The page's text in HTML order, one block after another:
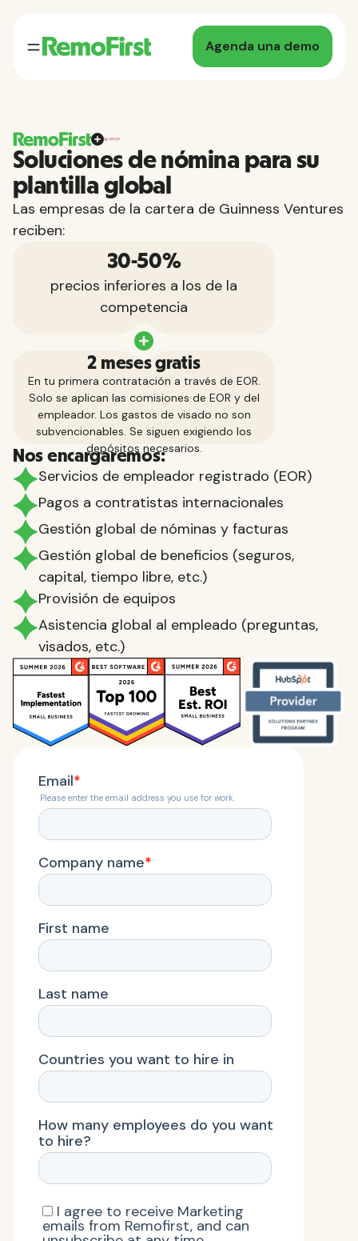
Agenda una demo
Soluciones de nómina para su
plantilla global
Las empresas de la cartera de Guinness Ventures
reciben:
30-50%
precios inferiores a los de la
competencia
2 meses gratis
En tu primera contratación a través de EOR.
Solo se aplican las comisiones de EOR y del
empleador. Los gastos de visado no son
subvencionables. Se siguen exigiendo los
depósitos necesarios.
Nos encargaremos:
Servicios de empleador registrado (EOR)
Pagos a contratistas internacionales
Gestión global de nóminas y facturas
Gestión global de beneficios (seguros,
capital, tiempo libre, etc.)
Provisión de equipos
Asistencia global al empleado (preguntas,
visados, etc.)